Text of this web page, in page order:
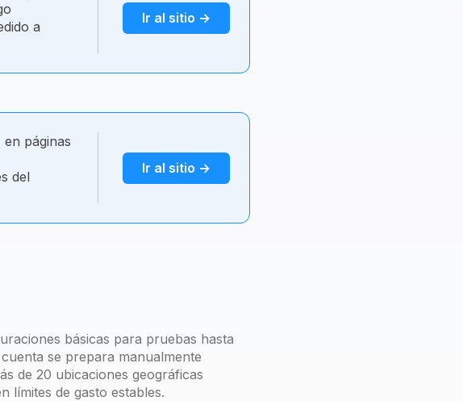
a
Ir al sitio →
páginas
del
Ir al sitio →
básicas para pruebas hasta
se prepara manualmente
de 20 ubicaciones geográficas
límites de gasto estables.